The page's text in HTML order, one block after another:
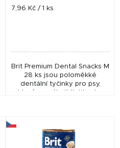
Měrná
7,96 Kč / 1 ks
Brit Premium Dental Snacks M
28 ks jsou poloměkké
dentální tyčinky pro psy,